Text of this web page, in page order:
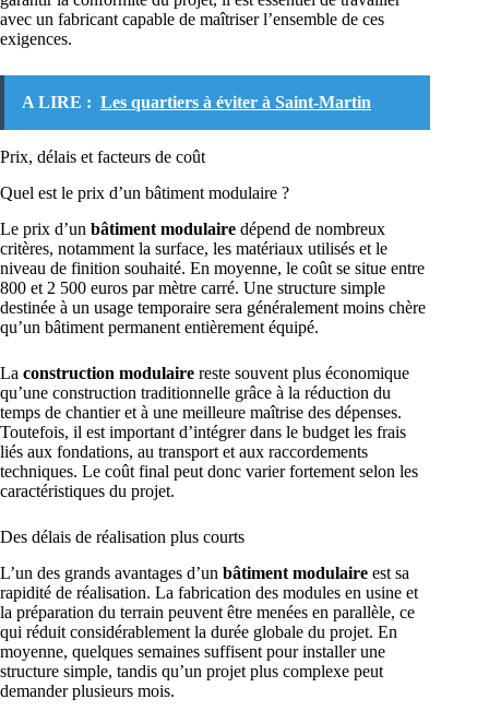
avec un fabricant capable de maîtriser l’ensemble de ces
exigences.
A LIRE : Les quartiers à éviter à Saint-Martin
Prix, délais et facteurs de coût
Quel est le prix d’un bâtiment modulaire ?
Le prix d’un bâtiment modulaire dépend de nombreux
critères, notamment la surface, les matériaux utilisés et le
niveau de finition souhaité. En moyenne, le coût se situe entre
800 et 2 500 euros par mètre carré. Une structure simple
destinée à un usage temporaire sera généralement moins chère
qu’un bâtiment permanent entièrement équipé.
La construction modulaire reste souvent plus économique
qu’une construction traditionnelle grâce à la réduction du
temps de chantier et à une meilleure maîtrise des dépenses.
Toutefois, il est important d’intégrer dans le budget les frais
liés aux fondations, au transport et aux raccordements
techniques. Le coût final peut donc varier fortement selon les
caractéristiques du projet.
Des délais de réalisation plus courts
L’un des grands avantages d’un bâtiment modulaire est sa
rapidité de réalisation. La fabrication des modules en usine et
la préparation du terrain peuvent être menées en parallèle, ce
qui réduit considérablement la durée globale du projet. En
moyenne, quelques semaines suffisent pour installer une
structure simple, tandis qu’un projet plus complexe peut
demander plusieurs mois.